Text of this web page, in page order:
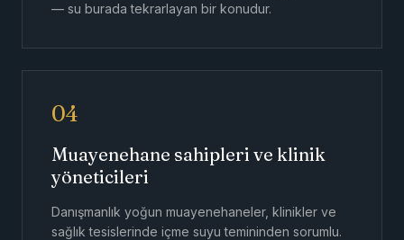
— su burada tekrarlayan bir konudur.
04
Muayenehane sahipleri ve klinik
yöneticileri
Danışmanlık yoğun muayenehaneler, klinikler ve
sağlık tesislerinde içme suyu temininden sorumlu.